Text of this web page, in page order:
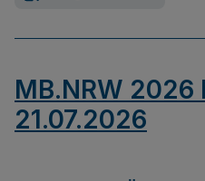
MB.NRW 2026
21.07.2026